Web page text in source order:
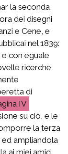
la seconda,
dei disegni
e Cene, e
nel 1839:
con eguale
ricerche
di
IV
su ciò, e le
la terza
ampliandola
ai miei amici